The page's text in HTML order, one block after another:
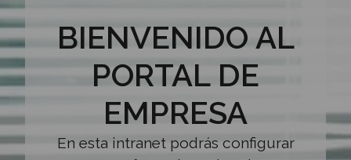
BIENVENIDO AL
PORTAL DE
EMPRESA
En esta intranet podrás configurar